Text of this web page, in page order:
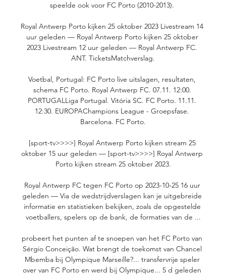
speelde ook voor FC Porto (2010-2013).
Royal Antwerp Porto kijken 25 oktober 2023 Livestream 14
uur geleden — Royal Antwerp Porto kijken 25 oktober
2023 Livestream 12 uur geleden — Royal Antwerp FC.
ANT. TicketsMatchverslag.
Voetbal, Portugal: FC Porto live uitslagen, resultaten,
schema FC Porto. Royal Antwerp FC. 07.11. 12:00.
PORTUGALLiga Portugal. Vitória SC. FC Porto. 11.11.
12:30. EUROPAChampions League - Groepsfase.
Barcelona. FC Porto.
[sport-tv>>>>] Royal Antwerp Porto kijken stream 25
oktober 15 uur geleden — [sport-tv>>>>] Royal Antwerp
Porto kijken stream 25 oktober 2023.
Royal Antwerp FC tegen FC Porto op 2023-10-25 16 uur
geleden — Via de wedstrijdverslagen kan je uitgebreide
informatie en statistieken bekijken, zoals de opgestelde
voetballers, spelers op de bank, de formaties van de ...
probeert het punten af te snoepen van het FC Porto van
Sérgio Conceição. Wat brengt de toekomst van Chancel
Mbemba bij Olympique Marseille?... transfervrije speler
over van FC Porto en werd bij Olympique... 5 d geleden